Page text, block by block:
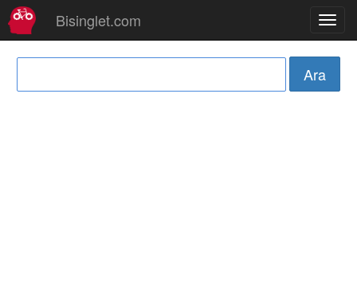
Bisinglet.com